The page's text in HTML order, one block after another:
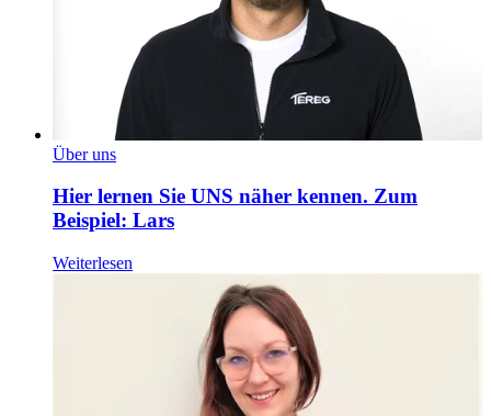
Über uns
Hier lernen Sie UNS näher kennen. Zum
Beispiel: Lars
Weiterlesen